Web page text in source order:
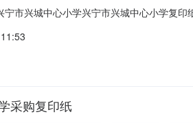
宁市兴城中心小学兴宁市兴城中心小学复
式：15819013703供应商(乙方)：兴宁市
采购复印纸